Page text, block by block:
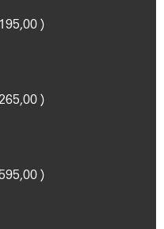
)
)
)